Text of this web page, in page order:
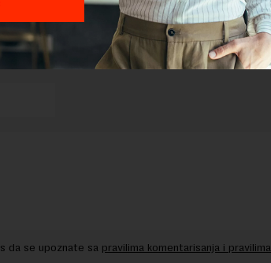
da se upoznate sa pravilima komentarisanja i pravilima